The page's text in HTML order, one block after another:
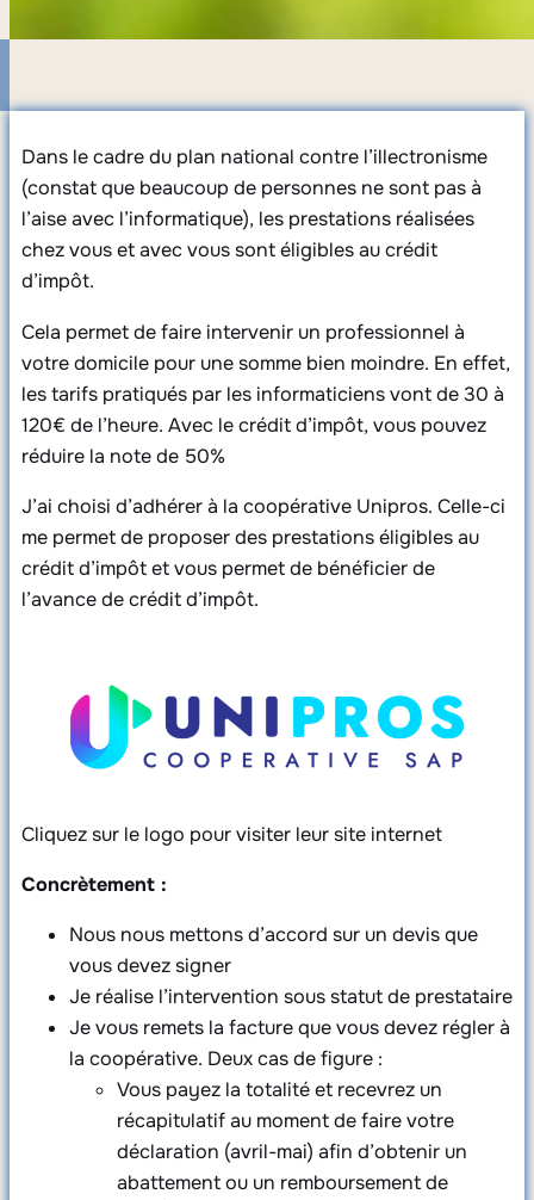
Dans le cadre du plan national contre l’illectronisme
(constat que beaucoup de personnes ne sont pas à
l’aise avec l’informatique), les prestations réalisées
chez vous et avec vous sont éligibles au crédit
d’impôt.
Cela permet de faire intervenir un professionnel à
votre domicile pour une somme bien moindre. En effet,
les tarifs pratiqués par les informaticiens vont de 30 à
120€ de l’heure. Avec le crédit d’impôt, vous pouvez
réduire la note de 50%
J’ai choisi d’adhérer à la coopérative Unipros. Celle-ci
me permet de proposer des prestations éligibles au
crédit d’impôt et vous permet de bénéficier de
l’avance de crédit d’impôt.
Cliquez sur le logo pour visiter leur site internet
Concrètement :
Nous nous mettons d’accord sur un devis que
vous devez signer
Je réalise l’intervention sous statut de prestataire
Je vous remets la facture que vous devez régler à
la coopérative. Deux cas de figure :
Vous payez la totalité et recevrez un
récapitulatif au moment de faire votre
déclaration (avril-mai) afin d’obtenir un
abattement ou un remboursement de